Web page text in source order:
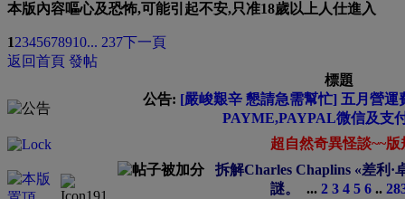
本版內容嘔心及恐怖,可能引起不安,只准18歲以上人仕進入
12345678910... 237下一頁
返回首頁 發帖
標題
公告: [嚴峻艱辛 懇請急需幫忙] 五月營運
PAYME,PAYPAL微信及支
超自然奇異怪談~~版
拆解Charles Chaplins «差利·
謎。
... 2 3 4 5 6 ..